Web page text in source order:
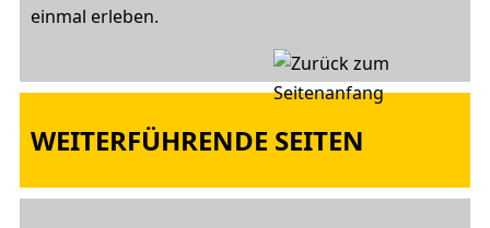
einmal erleben.
WEITERFÜHRENDE SEITEN